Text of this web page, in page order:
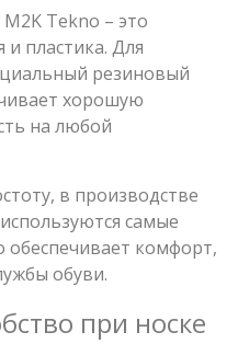
Tekno – это
пластика. Для
резиновый
хорошую
на любой
в производстве
самые
обеспечивает комфорт,
обуви.
при носке